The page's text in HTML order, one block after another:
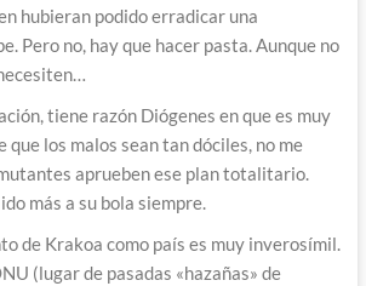
hubieran podido erradicar una
Pero no, hay que hacer pasta. Aunque no
tiene razón Diógenes en que es muy
que los malos sean tan dóciles, no me
aprueben ese plan totalitario.
más a su bola siempre.
de Krakoa como país es muy inverosímil.
(lugar de pasadas «hazañas» de